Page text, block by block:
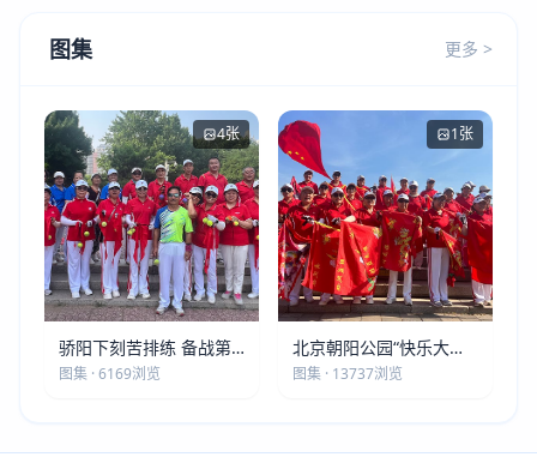
图集 更多 >
4张
骄阳下刻苦排练 备战第
五届莫斯科世界大健康运
图集 · 6169浏览
1张
北京朝阳公园“快乐大本
营”建党105周年庆祝活动
图集 · 13737浏览